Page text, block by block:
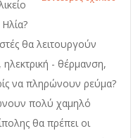
θα λειτουργούν
ηλεκτρική - θέρμανση,
να πληρώνουν ρεύμα?
πολύ χαμηλό
θα πρέπει οι